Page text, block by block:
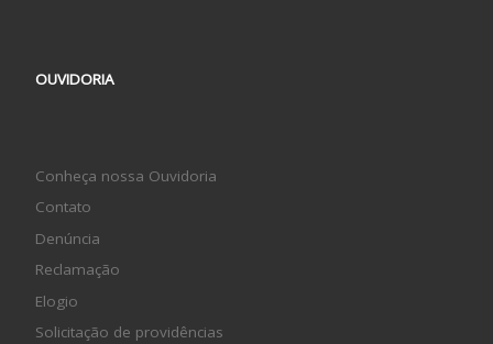
OUVIDORIA
Conheça nossa Ouvidoria
Contato
Denúncia
Reclamação
Elogio
Solicitação de providências